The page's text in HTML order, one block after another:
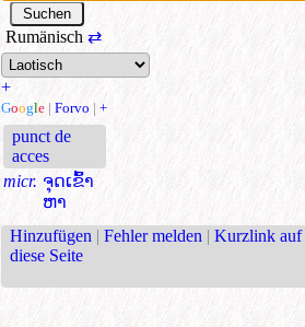
Rumänisch ⇄
+
Google | Forvo | +
punct de
acces
micr. ຈຸດເຂົ້າ
ຫາ
Hinzufügen | Fehler melden | Kurzlink auf
diese Seite